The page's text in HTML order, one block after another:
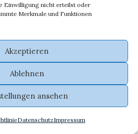
Einwilligung nicht erteilst oder
Merkmale und Funktionen
Akzeptieren
Ablehnen
ansehen
DatenschutzImpressum
und Apps, um zu sehen, was
die Nutzung von
in Kunstwerke ohne teure
weniger oft mehr ist.
kann oft einen